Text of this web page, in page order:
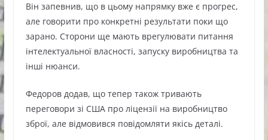
Він запевнив, що в цьому напрямку вже є прогрес,
але говорити про конкретні результати поки що
зарано. Сторони ще мають врегулювати питання
інтелектуальної власності, запуску виробництва та
інші нюанси.
Федоров додав, що тепер також тривають
переговори зі США про ліцензії на виробництво
зброї, але відмовився повідомляти якісь деталі.